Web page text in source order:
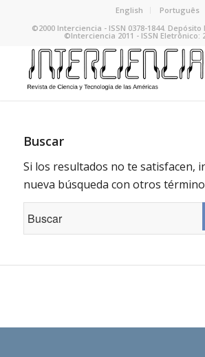
English
Português
©2000 Interciencia - ISSN 0378-1844. Depósito
©Interciencia 2011 - ISSN Eletrônico:
Buscar
Si los resultados no te satisfacen,
nueva búsqueda con otros